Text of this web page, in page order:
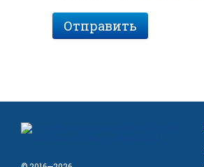
Отправить